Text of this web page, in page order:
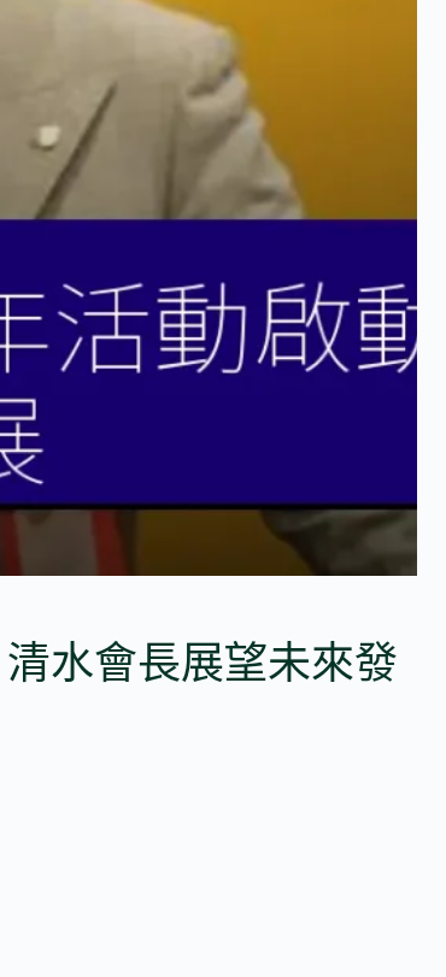
水會長展望未來發